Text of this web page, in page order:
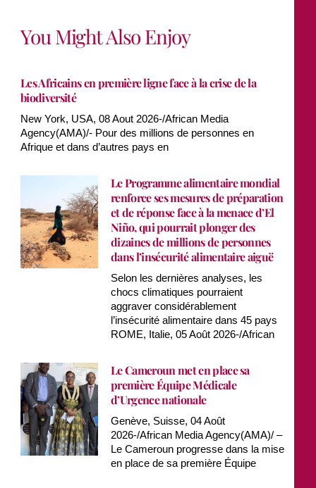
You Might Also Enjoy
Les Africains en première ligne face à la crise de la
biodiversité
New York, USA, 08 Aout 2026-/African Media
Agency(AMA)/- Pour des millions de personnes en
Afrique et dans d’autres pays en
Le Programme alimentaire mondial
renforce ses mesures de préparation
et de réponse face à la menace d’El
Niño, qui pourrait plonger des
dizaines de millions de personnes
dans l’insécurité alimentaire aiguë
Selon les dernières analyses, les
chocs climatiques pourraient
aggraver considérablement
l’insécurité alimentaire dans 45 pays
ROME, Italie, 05 Août 2026-/African
Le Cameroun met en place sa
première Équipe Médicale
d’Urgence nationale
Genève, Suisse, 04 Août
2026-/African Media Agency(AMA)/ –
Le Cameroun progresse dans la mise
en place de sa première Équipe